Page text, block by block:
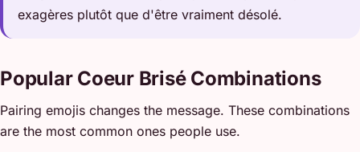
exagères plutôt que d'être vraiment désolé.
Popular Coeur Brisé Combinations
Pairing emojis changes the message. These combinations
are the most common ones people use.